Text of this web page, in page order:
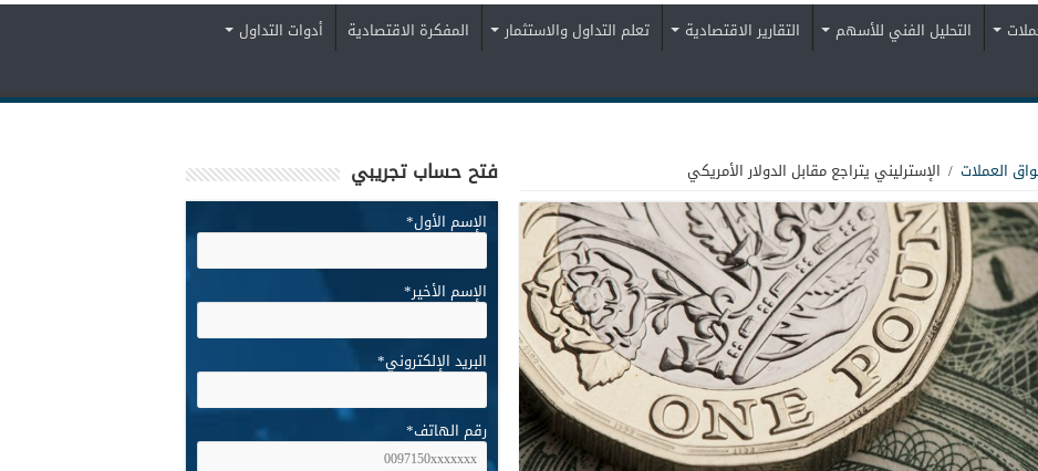
التحليل الفني للأسهم التقارير الاقتصادية تعلم التداول والاستثمار المفكرة الاقتصادية
أدوات التداول
العملات / الإسترليني يتراجع مقابل الدولار الأمريكي فتح حساب تجريبي
الإسم الأول*
الإسم الأخير*
البريد الإلكتروني*
رقم الهاتف*